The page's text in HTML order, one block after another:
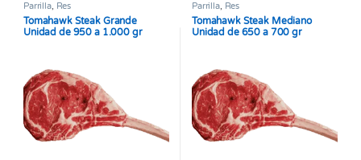
Parrilla, Res
Tomahawk Steak Grande
Unidad de 950 a 1.000 gr
Parrilla, Res
Tomahawk Steak Mediano
Unidad de 650 a 700 gr